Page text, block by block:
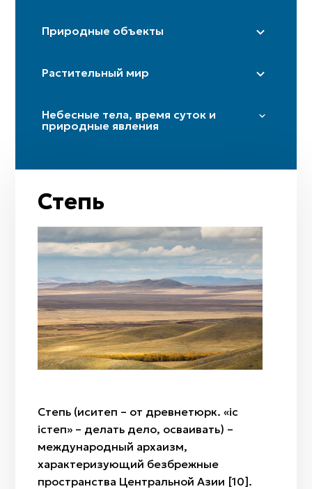
Природные объекты
Гора / горы
Дорога / перекрёсток
Растительный мир
Платан
Арча
Полынь
Тюльпан
Небесные тела, время суток и
природные явления
Солнце
Рассвет
Сумерки
Гром и молния
Огонь
Радуга
Ветер
Дождь
Мизан көк
Бесқонақ
Наурыз
Амал
Қымыз мұрындық
Нартуған / Нұртұған
Степь
Степь (иситеп – от древнетюрк. «iс
iстеп» – делать дело, осваивать) –
международный архаизм,
характеризующий безбрежные
пространства Центральной Азии [10].